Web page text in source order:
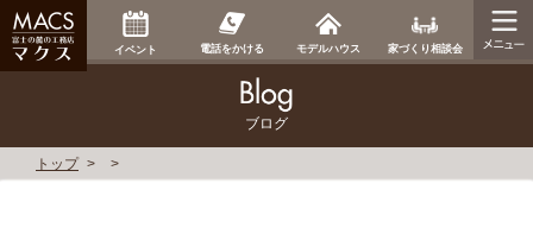
イベント 電話をかける モデルハウス 家づくり相談会
ブログ
トップ